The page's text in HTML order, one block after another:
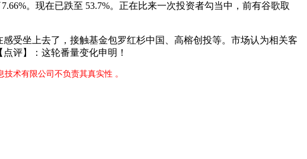
。现在已跌至 53.7%。正在比来一次投资者勾当中，前有谷歌取
坐上去了，接触基金包罗红杉中国、高榕创投等。市场认为相关客
评】：这轮番量变化申明！
术有限公司不负责其真实性 。